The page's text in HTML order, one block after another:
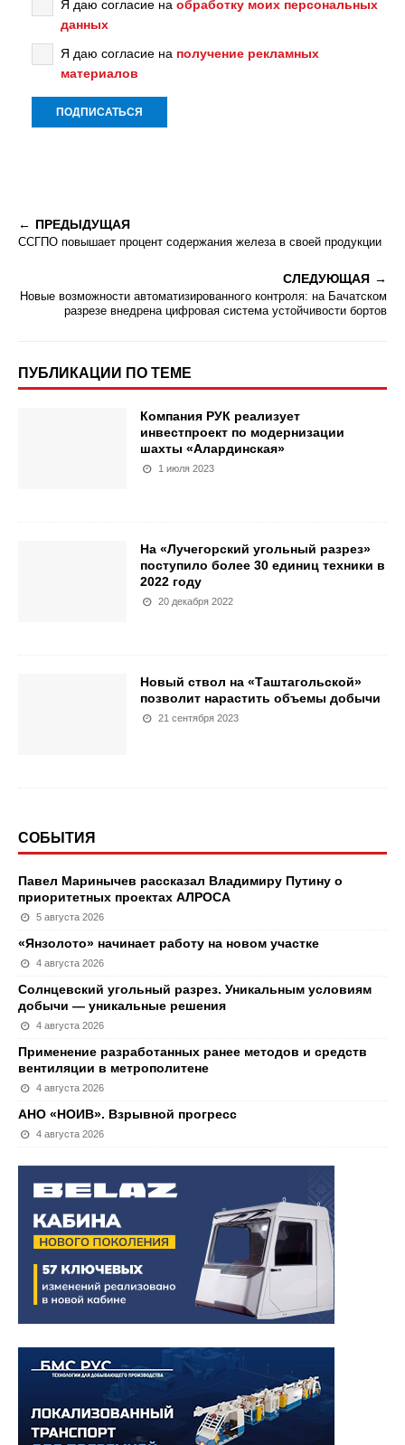
Я даю согласие на обработку моих персональных
данных
Я даю согласие на получение рекламных
материалов
ПРЕДЫДУЩАЯ
ССГПО повышает процент содержания железа в своей продукции
СЛЕДУЮЩАЯ
Новые возможности автоматизированного контроля: на Бачатском
разрезе внедрена цифровая система устойчивости бортов
ПУБЛИКАЦИИ ПО ТЕМЕ
Компания РУК реализует
инвестпроект по модернизации
шахты «Алардинская»
1 июля 2023
На «Лучегорский угольный разрез»
поступило более 30 единиц техники в
2022 году
20 декабря 2022
Новый ствол на «Таштагольской»
позволит нарастить объемы добычи
21 сентября 2023
СОБЫТИЯ
Павел Маринычев рассказал Владимиру Путину о
приоритетных проектах АЛРОСА
5 августа 2026
«Янзолото» начинает работу на новом участке
4 августа 2026
Солнцевский угольный разрез. Уникальным условиям
добычи — уникальные решения
4 августа 2026
Применение разработанных ранее методов и средств
вентиляции в метрополитене
4 августа 2026
АНО «НОИВ». Взрывной прогресс
4 августа 2026